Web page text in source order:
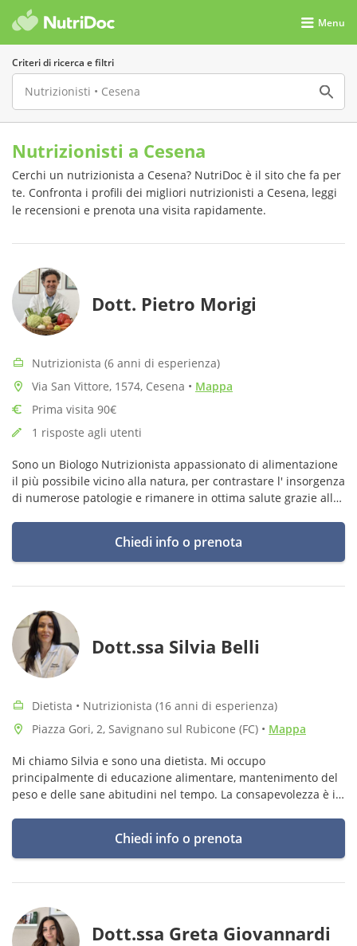
Menu
Criteri di ricerca e filtri
Nutrizionisti a Cesena
Cerchi un nutrizionista a Cesena? NutriDoc è il sito che fa per
te. Confronta i profili dei migliori nutrizionisti a Cesena, leggi
le recensioni e prenota una visita rapidamente.
Dott. Pietro Morigi
Nutrizionista (6 anni di esperienza)
Via San Vittore, 1574, Cesena • Mappa
Prima visita 90€
1 risposte agli utenti
Sono un Biologo Nutrizionista appassionato di alimentazione
il più possibile vicino alla natura, per contrastare l' insorgenza
di numerose patologie e rimanere in ottima salute grazie alla
Chiedi info o prenota
Dott.ssa Silvia Belli
Dietista • Nutrizionista (16 anni di esperienza)
Piazza Gori, 2, Savignano sul Rubicone (FC) • Mappa
Mi chiamo Silvia e sono una dietista. Mi occupo
principalmente di educazione alimentare, mantenimento del
peso e delle sane abitudini nel tempo. La consapevolezza è il
Chiedi info o prenota
Dott.ssa Greta Giovannardi